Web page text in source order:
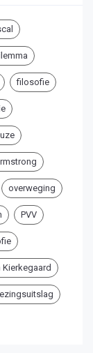
filosofie
overweging
PVV
Kierkegaard